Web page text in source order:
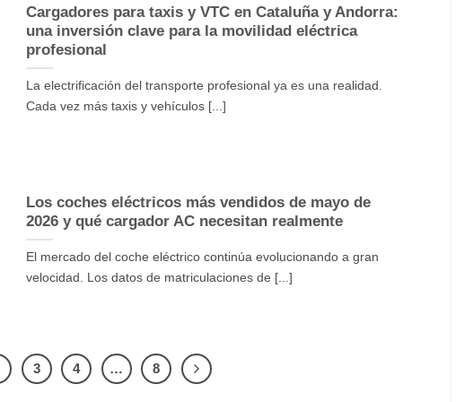
Cargadores para taxis y VTC en Cataluña y Andorra:
una inversión clave para la movilidad eléctrica
profesional
La electrificación del transporte profesional ya es una realidad.
Cada vez más taxis y vehículos [...]
Los coches eléctricos más vendidos de mayo de
2026 y qué cargador AC necesitan realmente
El mercado del coche eléctrico continúa evolucionando a gran
velocidad. Los datos de matriculaciones de [...]
3 4 … 8